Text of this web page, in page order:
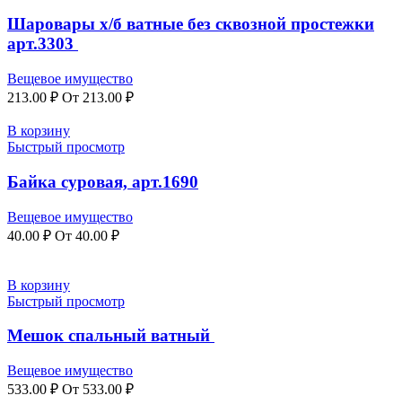
Шаровары х/б ватные без сквозной простежки
арт.3303
Вещевое имущество
213.00 ₽ От 213.00 ₽
В корзину
Быстрый просмотр
Байка суровая, арт.1690
Вещевое имущество
40.00 ₽ От 40.00 ₽
В корзину
Быстрый просмотр
Мешок спальный ватный
Вещевое имущество
533.00 ₽ От 533.00 ₽